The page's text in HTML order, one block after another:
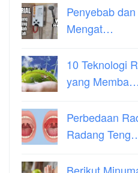
Penyebab
Mengat…
10 Teknologi
yang Memba…
Perbedaan
Radang